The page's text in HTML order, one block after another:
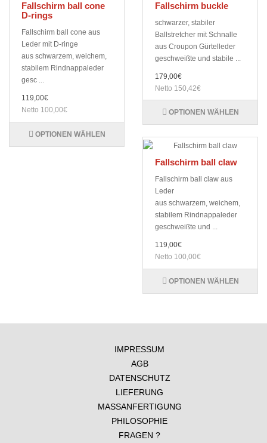
Fallschirm ball cone
D-rings
Fallschirm ball cone aus
Leder mit D-ringe
aus schwarzem, weichem,
stabilem Rindnappaleder
gesc ...
119,00€
Netto 100,00€
OPTIONEN WÄHLEN
Fallschirm buckle
schwarzer, stabiler
Ballstretcher mit Schnalle
aus Croupon Gürtelleder
geschweißte und stabile ...
179,00€
Netto 150,42€
OPTIONEN WÄHLEN
Fallschirm ball claw
Fallschirm ball claw aus
Leder
aus schwarzem, weichem,
stabilem Rindnappaleder
geschweißte und ...
119,00€
Netto 100,00€
OPTIONEN WÄHLEN
IMPRESSUM
AGB
DATENSCHUTZ
LIEFERUNG
MASSANFERTIGUNG
PHILOSOPHIE
FRAGEN ?